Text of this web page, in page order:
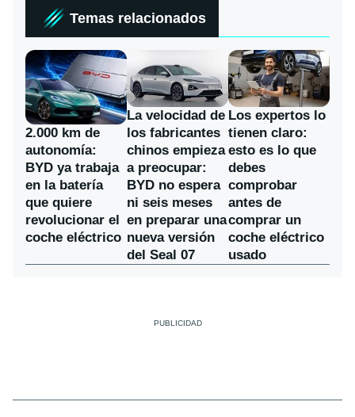
Temas relacionados
2.000 km de
autonomía:
BYD ya trabaja
en la batería
que quiere
revolucionar el
coche eléctrico
La velocidad de
los fabricantes
chinos empieza
a preocupar:
BYD no espera
ni seis meses
en preparar una
nueva versión
del Seal 07
Los expertos lo
tienen claro:
esto es lo que
debes
comprobar
antes de
comprar un
coche eléctrico
usado